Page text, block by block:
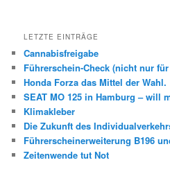
LETZTE EINTRÄGE
Cannabisfreigabe
Führerschein-Check (nicht nur
Honda Forza das Mittel der Wahl.
SEAT MO 125 in Hamburg – will
Klimakleber
Die Zukunft des
Führerscheinerweiterung B196
Zeitenwende tut Not